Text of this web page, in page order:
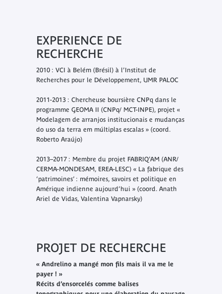
EXPERIENCE DE
RECHERCHE
2010 : VCI à Belém (Brésil) à l’Institut de
Recherches pour le Développement, UMR PALOC
2011-2013 : Chercheuse boursière CNPq dans le
programme GEOMA II (CNPq/ MCT-INPE), projet «
Modelagem de arranjos institucionais e mudanças
do uso da terra em múltiplas escalas » (coord.
Roberto Araújo)
2013–2017 : Membre du projet FABRIQ’AM (ANR/
CERMA-MONDESAM, EREA-LESC) « La fabrique des
‘patrimoines’ : mémoires, savoirs et politique en
Amérique indienne aujourd’hui » (coord. Anath
Ariel de Vidas, Valentina Vapnarsky)
PROJET DE RECHERCHE
« Andrelino a mangé mon fils mais il va me le
payer ! »
Récits d’ensorcelés comme balises